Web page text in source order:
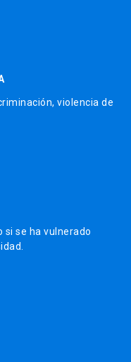
violencia de
si se ha vulnerado